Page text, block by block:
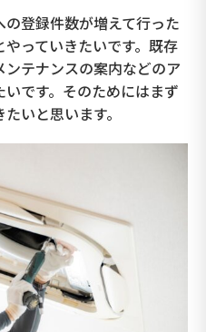
登録件数が増えて行った
っていきたいです。既存
テナンスの案内などのア
です。そのためにはまず
いと思います。